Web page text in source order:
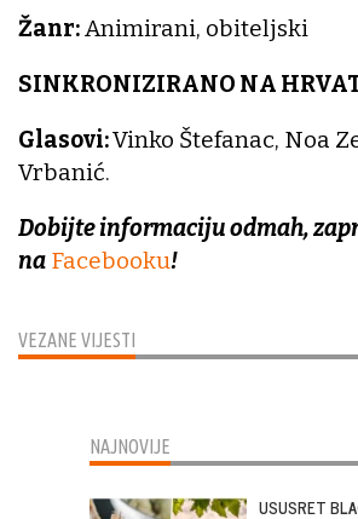
VEZANE VIJESTI
Žanr:Animirani, obiteljski
SINKRONIZIRANO NA
Glasovi:Vinko Štefanac, Noa
Vrbanić.
Dobijte informaciju odmah,
na Facebooku!
NAJNOVIJE
USUSRET